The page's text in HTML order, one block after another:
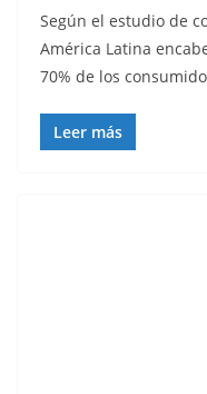
Según el estudio de
América Latina
70% de los
Leer más